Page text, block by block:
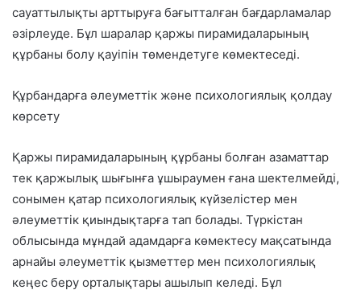
сауаттылықты арттыруға бағытталған бағдарламалар
әзірлеуде. Бұл шаралар қаржы пирамидаларының
құрбаны болу қауіпін төмендетуге көмектеседі.
Құрбандарға әлеуметтік және психологиялық қолдау
көрсету
Қаржы пирамидаларының құрбаны болған азаматтар
тек қаржылық шығынға ұшыраумен ғана шектелмейді,
сонымен қатар психологиялық күйзелістер мен
әлеуметтік қиындықтарға тап болады. Түркістан
облысында мұндай адамдарға көмектесу мақсатында
арнайы әлеуметтік қызметтер мен психологиялық
кеңес беру орталықтары ашылып келеді. Бұл